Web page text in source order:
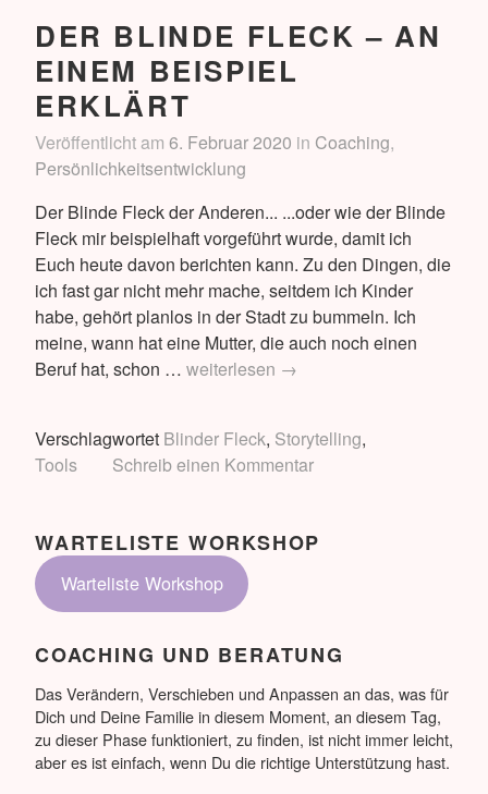
DER BLINDE FLECK – AN
EINEM BEISPIEL
ERKLÄRT
Veröffentlicht am 6. Februar 2020 in Coaching,
Persönlichkeitsentwicklung
Der Blinde Fleck der Anderen... ...oder wie der Blinde
Fleck mir beispielhaft vorgeführt wurde, damit ich
Euch heute davon berichten kann. Zu den Dingen, die
ich fast gar nicht mehr mache, seitdem ich Kinder
habe, gehört planlos in der Stadt zu bummeln. Ich
meine, wann hat eine Mutter, die auch noch einen
Beruf hat, schon … Der
–
an
erklärt
weiterlesen →
Verschlagwortet Blinder Fleck, Storytelling,
Tools
Schreib einen Kommentar
WARTELISTE WORKSHOP
Warteliste Workshop
COACHING UND BERATUNG
Das Verändern, Verschieben und Anpassen an das, was für
Dich und Deine Familie in diesem Moment, an diesem Tag,
zu dieser Phase funktioniert, zu finden, ist nicht immer leicht,
aber es ist einfach, wenn Du die richtige Unterstützung hast.